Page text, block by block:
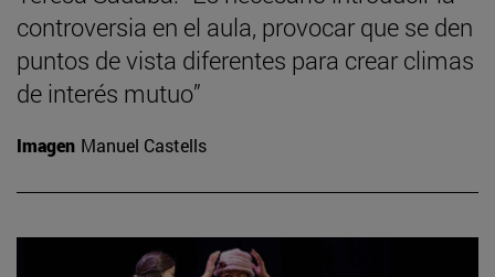
controversia en el aula, provocar que se den
puntos de vista diferentes para crear climas
de interés mutuo”
Imagen Manuel Castells